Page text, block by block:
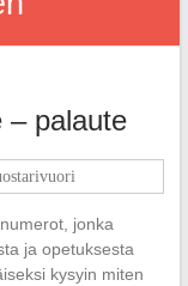
– palaute
jonka
ja opetuksesta
kysyin miten